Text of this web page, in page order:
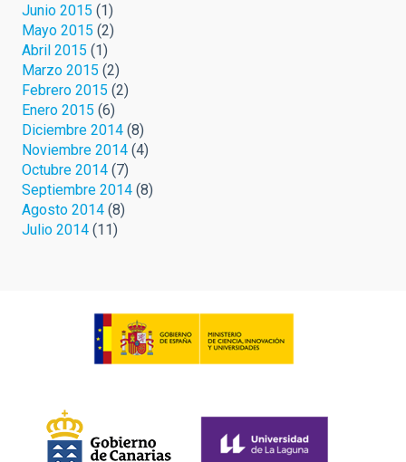
Junio 2015 (1)
Mayo 2015 (2)
Abril 2015 (1)
Marzo 2015 (2)
Febrero 2015 (2)
Enero 2015 (6)
Diciembre 2014 (8)
Noviembre 2014 (4)
Octubre 2014 (7)
Septiembre 2014 (8)
Agosto 2014 (8)
Julio 2014 (11)